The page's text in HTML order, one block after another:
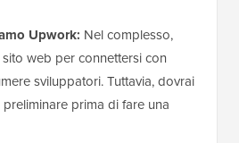
Upwork: Nel complesso,
web per connettersi con
sviluppatori. Tuttavia, dovrai
prima di fare una